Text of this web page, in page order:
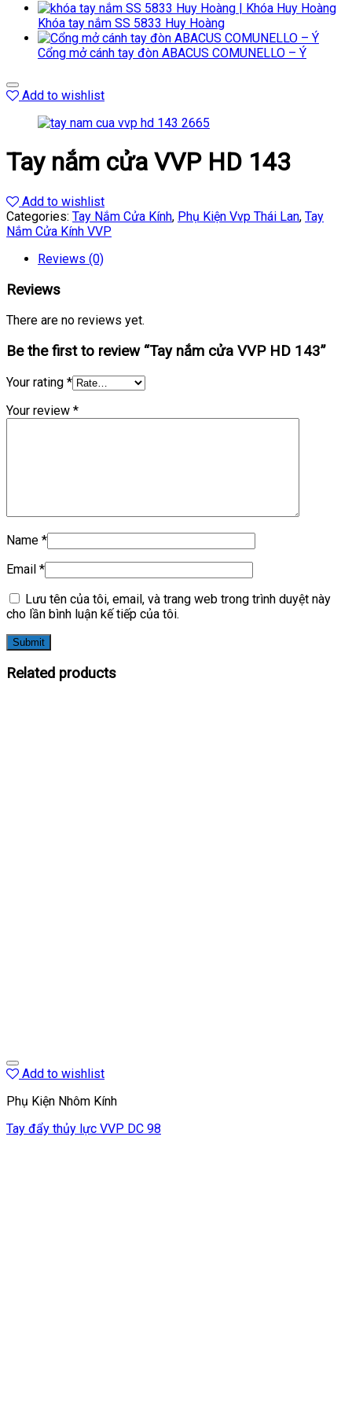
Khóa tay nắm SS 5833 Huy Hoàng
Cổng mở cánh tay đòn ABACUS COMUNELLO – Ý
Add to wishlist
Tay nắm cửa VVP HD 143
Add to wishlist
Categories: Tay Nắm Cửa Kính, Phụ Kiện Vvp Thái Lan, Tay
Nắm Cửa Kính VVP
Reviews (0)
Reviews
There are no reviews yet.
Be the first to review “Tay nắm cửa VVP HD 143”
Your rating *
Your review *
Name *
Email *
Lưu tên của tôi, email, và trang web trong trình duyệt này
cho lần bình luận kế tiếp của tôi.
Related products
Add to wishlist
Phụ Kiện Nhôm Kính
Tay đẩy thủy lực VVP DC 98